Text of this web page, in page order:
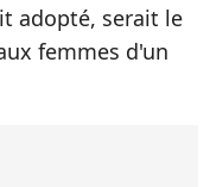
adopté, serait le
femmes d'un